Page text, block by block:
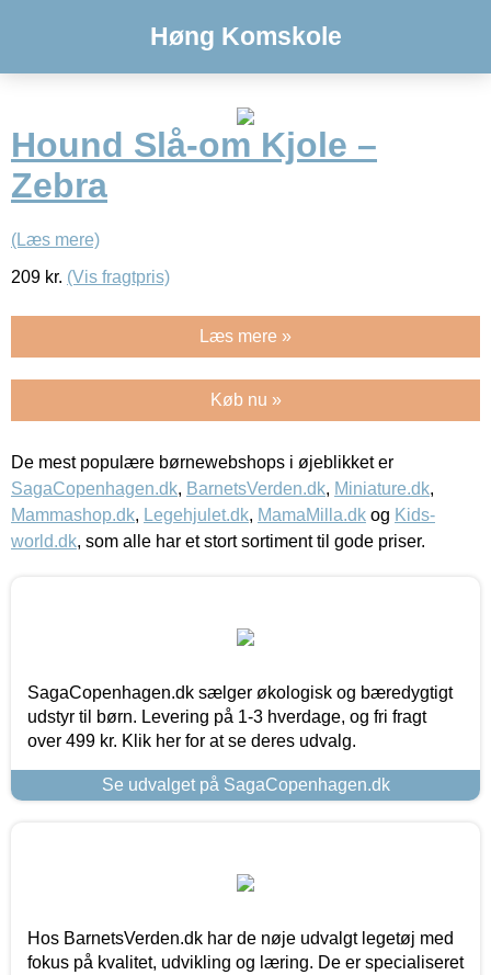
Høng Komskole
Hound Slå-om Kjole –
Zebra
(Læs mere)
209 kr. (Vis fragtpris)
Læs mere »
Køb nu »
De mest populære børnewebshops i øjeblikket er
SagaCopenhagen.dk, BarnetsVerden.dk, Miniature.dk,
Mammashop.dk, Legehjulet.dk, MamaMilla.dk og Kids-
world.dk, som alle har et stort sortiment til gode priser.
SagaCopenhagen.dk sælger økologisk og bæredygtigt
udstyr til børn. Levering på 1-3 hverdage, og fri fragt
over 499 kr. Klik her for at se deres udvalg.
Se udvalget på SagaCopenhagen.dk
Hos BarnetsVerden.dk har de nøje udvalgt legetøj med
fokus på kvalitet, udvikling og læring. De er specialiseret